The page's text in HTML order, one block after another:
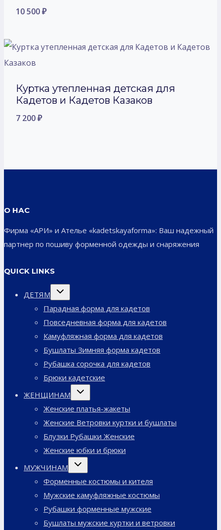
10 500₽
Куртка утепленная детская для
Кадетов и Кадетов Казаков
7 200₽
О НАС
Фирма «АРИ» и Ателье «kadetskayaforma»: Ваш надежный
партнер по пошиву форменной одежды и снаряжения
QUICK LINKS
ДЕТЯМ
Переключить
Парадная форма для кадетов
Повседневная форма для кадетов
Камуфляжная форма для кадетов
Бушлаты Зимняя форма кадетов
Рубашка сорочка для кадетов
Брюки кадетские
ЖЕНЩИНАМ
Переключить
Женские платья-жакеты
Женские Ветровки куртки и бушлаты
Блузки Рубашки Женские
Женские юбки и брюки
МУЖЧИНАМ
Переключить
Форменные костюмы и кителя
Мужские камуфляжные костюмы
Рубашки форменные мужские
Бушлаты мужские куртки и ветровки